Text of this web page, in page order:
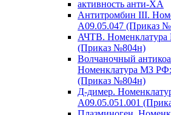
активность анти-ХА
Антитромбин III.
A09.05.047 (Приказ
АЧТВ.
(Приказ №804н)
Волчаночный
Номенклатура МЗ РФ:
(Приказ №804н)
Д-димер.
A09.05.051.001